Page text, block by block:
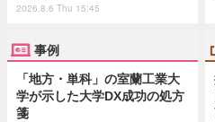
2026.8.6 Thu 15:45
事例
「地方・単科」の室蘭工業大
学が示した大学DX成功の処方
箋